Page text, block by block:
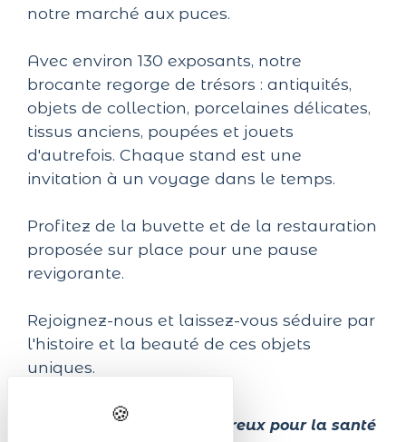
notre marché aux puces.
Avec environ 130 exposants, notre
brocante regorge de trésors : antiquités,
objets de collection, porcelaines délicates,
tissus anciens, poupées et jouets
d'autrefois. Chaque stand est une
invitation à un voyage dans le temps.
Profitez de la buvette et de la restauration
proposée sur place pour une pause
revigorante.
Rejoignez-nous et laissez-vous séduire par
l'histoire et la beauté de ces objets
uniques.
L'abus d'alcool est dangereux pour la santé